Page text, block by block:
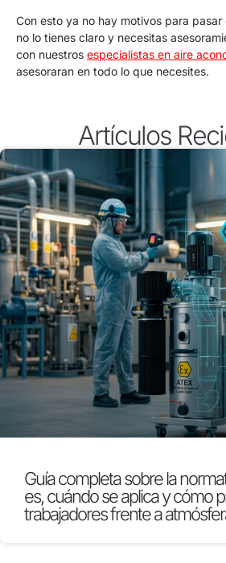
Con esto ya no hay motivos para
no lo tienes claro y necesitas
con nuestros especialistas en aire
asesoraran en todo lo que necesites.
Artículos
Guía completa sobre la
es, cuándo se aplica y cómo
trabajadores frente a